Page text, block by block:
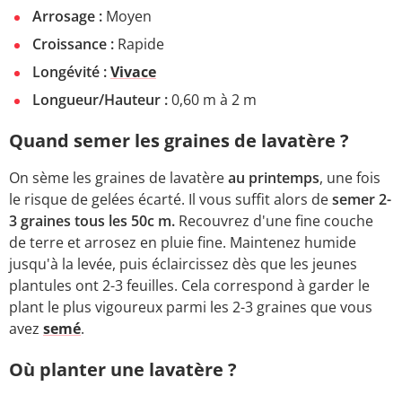
Arrosage : Moyen
Croissance : Rapide
Longévité :Vivace
Longueur/Hauteur :0,60 m à 2 m
Quand semer les graines de lavatère ?
On sème les graines de lavatèreau printemps, une fois
le risque de gelées écarté. Il vous suffit alors desemer 2-
3 graines tous les 50c m. Recouvrez d'une fine couche
de terre et arrosez en pluie fine. Maintenez humide
jusqu'à la levée, puis éclaircissez dès que les jeunes
plantules ont 2-3 feuilles. Cela correspond à garder le
plant le plus vigoureux parmi les 2-3 graines que vous
avez semé.
Où planter une lavatère ?